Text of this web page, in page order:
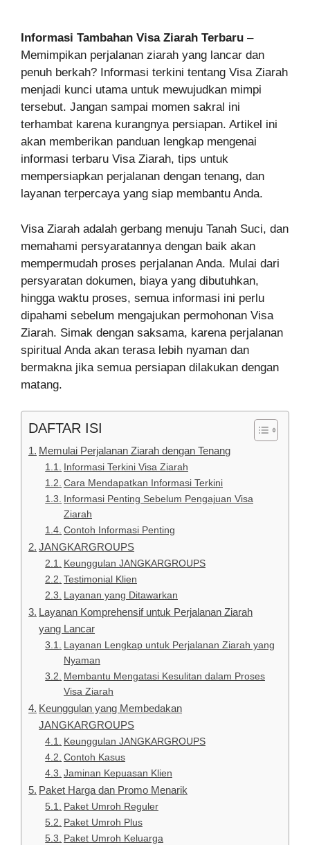
Informasi Tambahan Visa Ziarah Terbaru –
Memimpikan perjalanan ziarah yang lancar dan
penuh berkah? Informasi terkini tentang Visa Ziarah
menjadi kunci utama untuk mewujudkan mimpi
tersebut. Jangan sampai momen sakral ini
terhambat karena kurangnya persiapan. Artikel ini
akan memberikan panduan lengkap mengenai
informasi terbaru Visa Ziarah, tips untuk
mempersiapkan perjalanan dengan tenang, dan
layanan terpercaya yang siap membantu Anda.
Visa Ziarah adalah gerbang menuju Tanah Suci, dan
memahami persyaratannya dengan baik akan
mempermudah proses perjalanan Anda. Mulai dari
persyaratan dokumen, biaya yang dibutuhkan,
hingga waktu proses, semua informasi ini perlu
dipahami sebelum mengajukan permohonan Visa
Ziarah. Simak dengan saksama, karena perjalanan
spiritual Anda akan terasa lebih nyaman dan
bermakna jika semua persiapan dilakukan dengan
matang.
DAFTAR ISI
Memulai Perjalanan Ziarah dengan Tenang
Informasi Terkini Visa Ziarah
Cara Mendapatkan Informasi Terkini
Informasi Penting Sebelum Pengajuan Visa
Ziarah
Contoh Informasi Penting
JANGKARGROUPS
Keunggulan JANGKARGROUPS
Testimonial Klien
Layanan yang Ditawarkan
Layanan Komprehensif untuk Perjalanan Ziarah
yang Lancar
Layanan Lengkap untuk Perjalanan Ziarah yang
Nyaman
Membantu Mengatasi Kesulitan dalam Proses
Visa Ziarah
Keunggulan yang Membedakan
JANGKARGROUPS
Keunggulan JANGKARGROUPS
Contoh Kasus
Jaminan Kepuasan Klien
Paket Harga dan Promo Menarik
Paket Umroh Reguler
Paket Umroh Plus
Paket Umroh Keluarga